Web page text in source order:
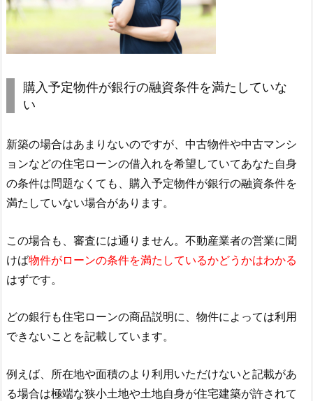
購入予定物件が銀行の融資条件を満たしていな
い
新築の場合はあまりないのですが、中古物件や中古マンシ
ョンなどの住宅ローンの借入れを希望していてあなた自身
の条件は問題なくても、購入予定物件が銀行の融資条件を
満たしていない場合があります。
この場合も、審査には通りません。不動産業者の営業に聞
けば物件がローンの条件を満たしているかどうかはわかる
はずです。
どの銀行も住宅ローンの商品説明に、物件によっては利用
できないことを記載しています。
例えば、所在地や面積のより利用いただけないと記載があ
る場合は極端な狭小土地や土地自身が住宅建築が許されて